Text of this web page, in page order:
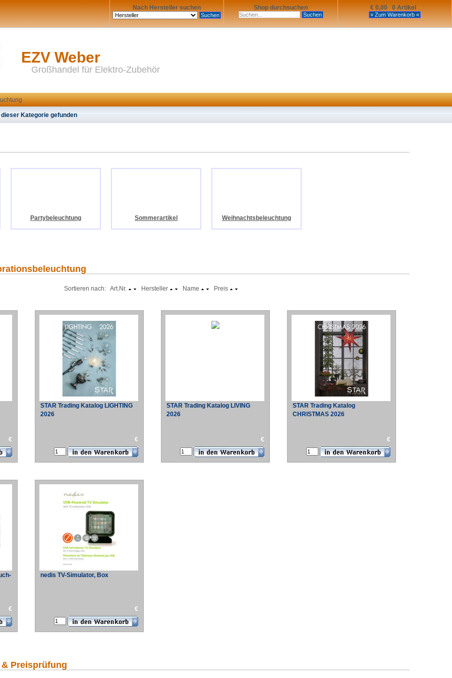
€ 0,00 0 Artikel
Shop durchsuchen
Nach Hersteller suchen
EZV Weber
Großhandel für Elektro-Zubehör
Kategorie gefunden
Partybeleuchtung Sommerartikel Weihnachtsbeleuchtung
Sortieren nach: Art.Nr. Hersteller Name Preis
€
STAR Trading Katalog LIGHTING
2026
€
STAR Trading Katalog LIVING
2026
€
STAR Trading Katalog
CHRISTMAS 2026
€
€
nedis TV-Simulator, Box
€
Preisprüfung